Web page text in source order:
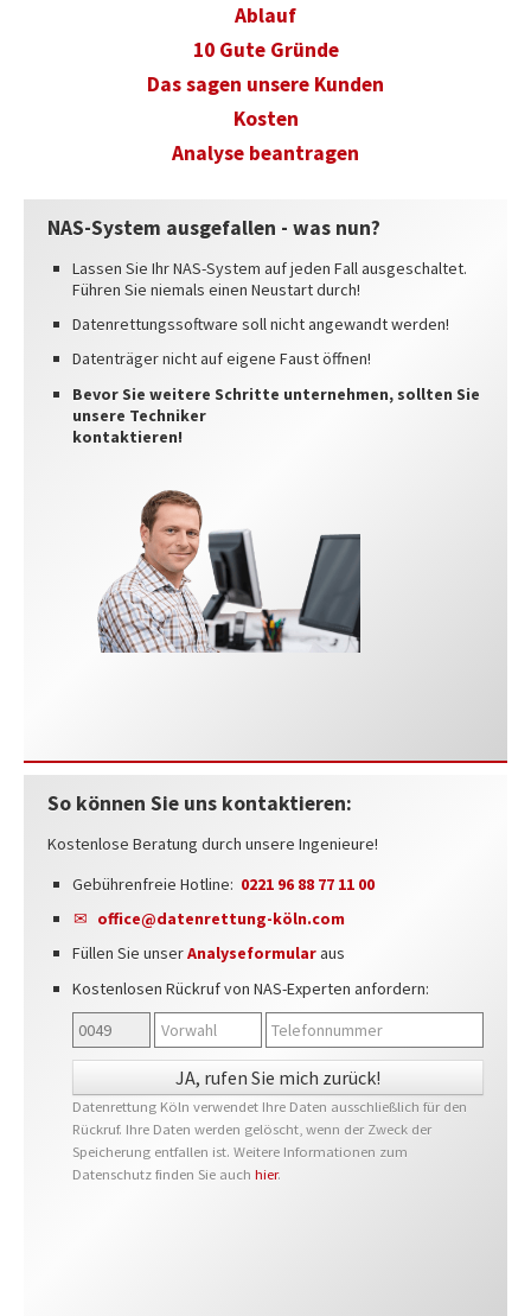
WIDERRUFSBELEHRUNG
WIDERRUFSFORMULAR
Ablauf
10 Gute Gründe
Das sagen unsere Kunden
Kosten
Analyse beantragen
NAS-System ausgefallen - was nun?
Lassen Sie Ihr NAS-System auf jeden Fall ausgeschaltet.
Führen Sie niemals einen Neustart durch!
Datenrettungssoftware soll nicht angewandt werden!
Datenträger nicht auf eigene Faust öffnen!
Bevor Sie weitere Schritte unternehmen, sollten Sie
unsere Techniker
kontaktieren!
So können Sie uns kontaktieren:
Kostenlose Beratung durch unsere Ingenieure!
Gebührenfreie Hotline: 0221 96 88 77 11 00
office@datenrettung-köln.com
Füllen Sie unserAnalyseformularaus
Kostenlosen Rückruf von NAS-Experten anfordern:
Datenrettung Köln verwendet Ihre Daten ausschließlich für den
Rückruf. Ihre Daten werden gelöscht, wenn der Zweck der
Speicherung entfallen ist. Weitere Informationen zum
Datenschutz finden Sie auch hier.